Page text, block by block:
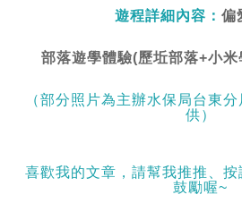
遊程詳細內容： 偏
部落遊學體驗(歷坵部落+小
（部分照片為主辦水保局台東
供）
喜歡我的文章，請幫我推推、
鼓勵喔~